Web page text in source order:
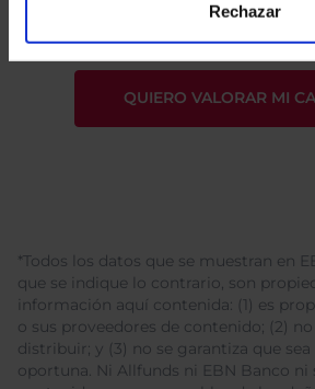
Rechazar
*Todos los datos que se muestran en
que se indique lo contrario, son
información aquí contenida: (1) es
o sus proveedores de contenido; (2)
distribuir; y (3) no se garantiza que
oportuna. Ni Allfunds ni EBN Banco ni